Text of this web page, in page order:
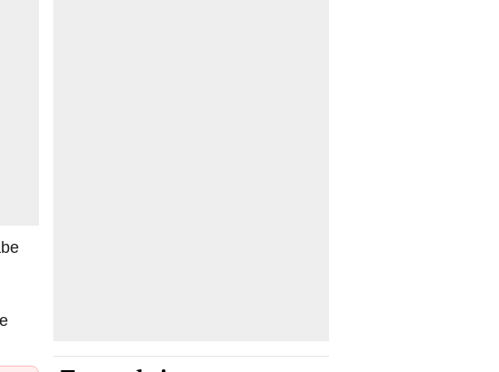
El experimento que salió mal